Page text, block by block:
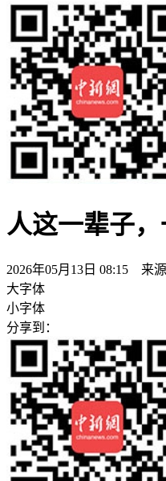
人这一辈子，
2026年05月13日 08:15 来源
大字体
小字体
分享到：